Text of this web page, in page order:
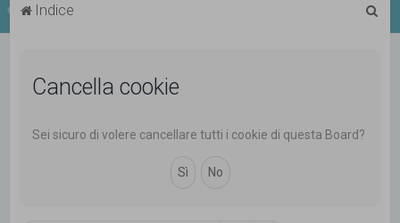
Indice
Cancella cookie
Sei sicuro di volere cancellare tutti i cookie di questa Board?